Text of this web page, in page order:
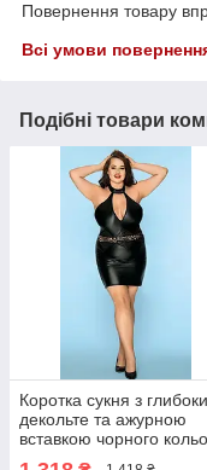
Повернення товару
Всі умови
Подібні товари
Коротка сукня з
декольте та ажурною
вставкою чорного
JSY розміри XL XXL